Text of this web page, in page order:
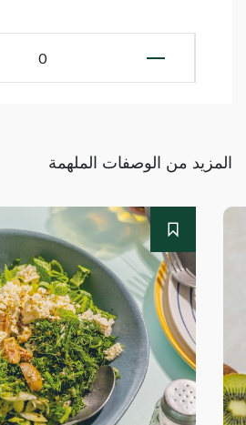
0
المزيد من الوصفات الملهمة